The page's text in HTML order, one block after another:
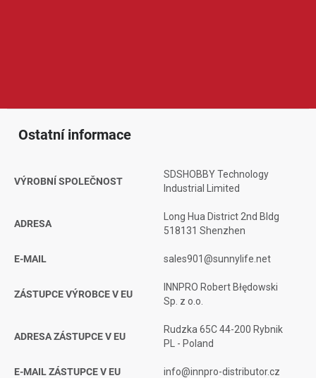
Ostatní informace
VÝROBNÍ SPOLEČNOST
SDSHOBBY Technology
Industrial Limited
ADRESA
Long Hua District 2nd Bldg
518131 Shenzhen
E-MAIL sales901@sunnylife.net
ZÁSTUPCE VÝROBCE V EU
INNPRO Robert Błędowski
Sp. z o.o.
ADRESA ZÁSTUPCE V EU
Rudzka 65C 44-200 Rybnik
PL - Poland
E-MAIL ZÁSTUPCE V EU info@innpro-distributor.cz